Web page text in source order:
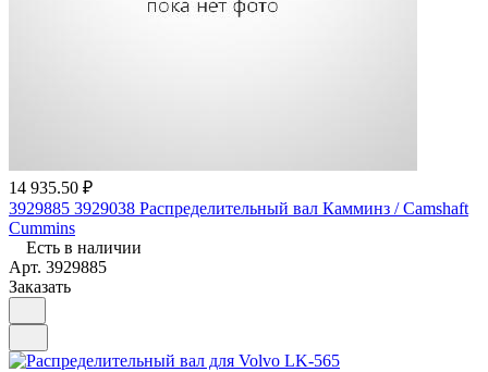
14 935.50 ₽
3929885 3929038 Распределительный вал Камминз / Camshaft
Cummins
Есть в наличии
Арт. 3929885
Заказать